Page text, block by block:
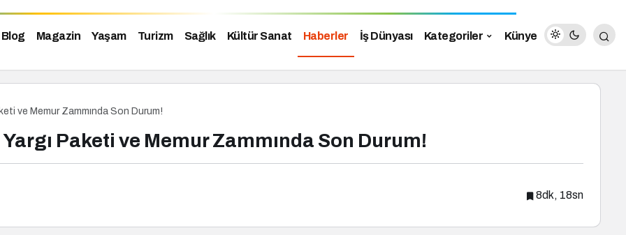
Blog Magazin Yaşam Turizm Sağlık Kültür Sanat Haberler İş Dünyası Kategoriler Künye
ve Memur Zammında Son Durum!
Paketi ve Memur Zammında Son Durum!
8dk, 18sn